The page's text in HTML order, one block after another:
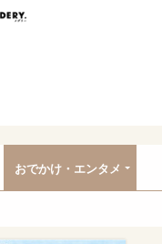
肉
おでかけ・エンタメ